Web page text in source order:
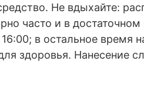
Не вдыхайте:
часто и в
в остальное время
здоровья. Нанесение